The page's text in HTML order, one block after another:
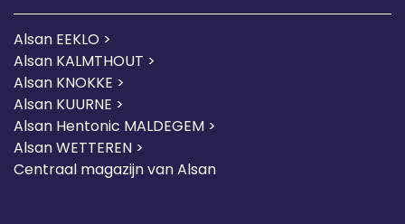
Alsan EEKLO >
Alsan KALMTHOUT >
Alsan KNOKKE >
Alsan KUURNE >
Alsan Hentonic MALDEGEM >
Alsan WETTEREN >
Centraal magazijn van Alsan